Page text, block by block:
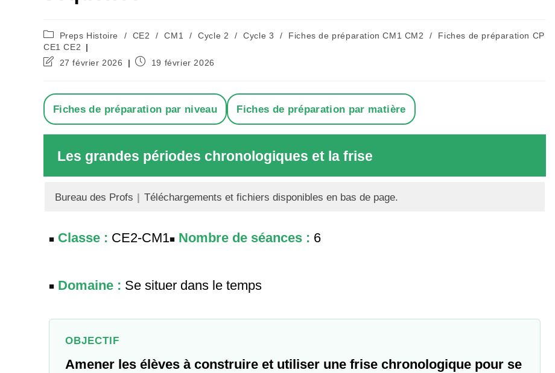
Post
category:
Preps Histoire / CE2 / CM1 / Cycle 2 / Cycle 3 / Fiches de préparation CM1 CM2 /
Fiches de préparation CP
CE1 CE2
Dernière
la
publication :
27 février 2026
Publication
19 février 2026
Fiches de préparation par niveau Fiches de préparation par matière
Les grandes périodes chronologiques et la frise
Bureau des Profs | Téléchargements et fichiers disponibles en bas de page.
Classe : CE2-CM1 Nombre de séances : 6
Domaine : Se situer dans le temps
OBJECTIF
Amener les élèves à construire et utiliser une frise chronologique pour se